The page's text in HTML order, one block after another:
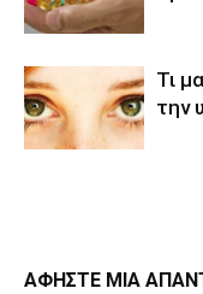
Τι
την
ΑΦΗΣΤΕ ΜΙΑ